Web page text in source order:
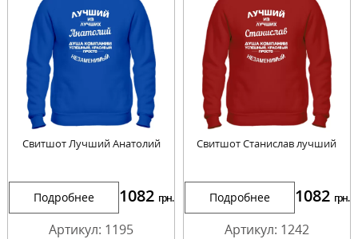
Свитшот Лучший Анатолий
Подробнее 1082 грн.
Артикул: 1195
Свитшот Станислав лучший
Подробнее 1082 грн.
Артикул: 1242